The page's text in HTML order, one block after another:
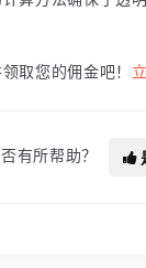
取您的佣金吧！
有所帮助？